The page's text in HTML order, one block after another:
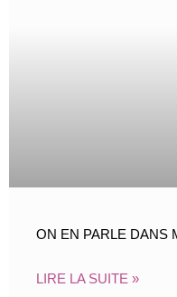
ON EN PARLE DANS
LIRE LA SUITE »